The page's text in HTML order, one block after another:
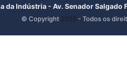
da Indústria - Av. Senador
© Copyright 2026 - Todos os